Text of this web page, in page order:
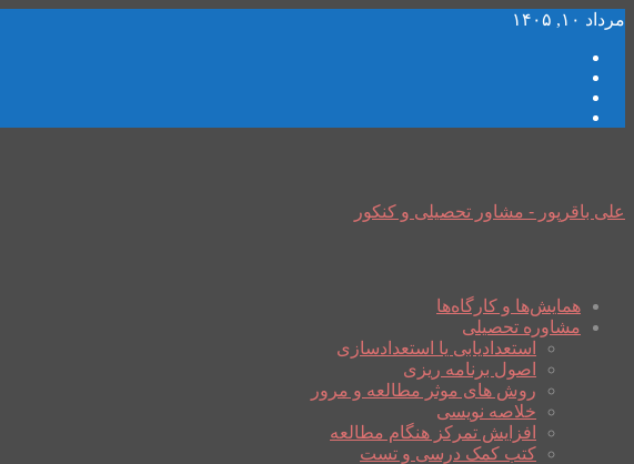
مرداد ۱۰, ۱۴۰۵
علی باقرپور - مشاور تحصیلی و کنکور
همایش‌ها و کارگاه‌ها
مشاوره تحصیلی
استعدادیابی یا استعدادسازی
اصول برنامه ریزی
روش های موثر مطالعه و مرور
خلاصه نویسی
افزایش تمرکز هنگام مطالعه
کتب کمک درسی و تست